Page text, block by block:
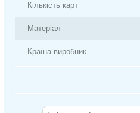
Кількість карт
Матеріал
Країна-виробник